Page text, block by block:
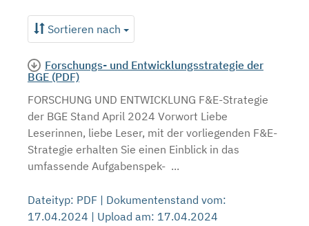
Sortieren nach
Forschungs- und Entwicklungsstrategie der
BGE (PDF)
FORSCHUNG UND ENTWICKLUNG F&E-Strategie
der BGE Stand April 2024 Vorwort Liebe
Leserinnen, liebe Leser, mit der vorliegenden F&E-
Strategie erhalten Sie einen Einblick in das
umfassende Aufgabenspek- ...
Dateityp: PDF | Dokumentenstand vom:
17.04.2024 | Upload am: 17.04.2024